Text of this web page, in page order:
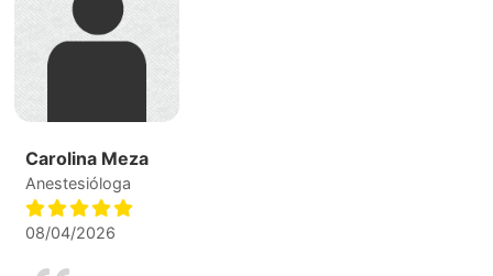
Carolina Meza
Anestesióloga
08/04/2026